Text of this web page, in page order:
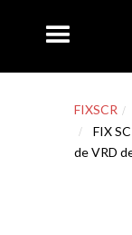
FIXSCR
FIX
de VRD